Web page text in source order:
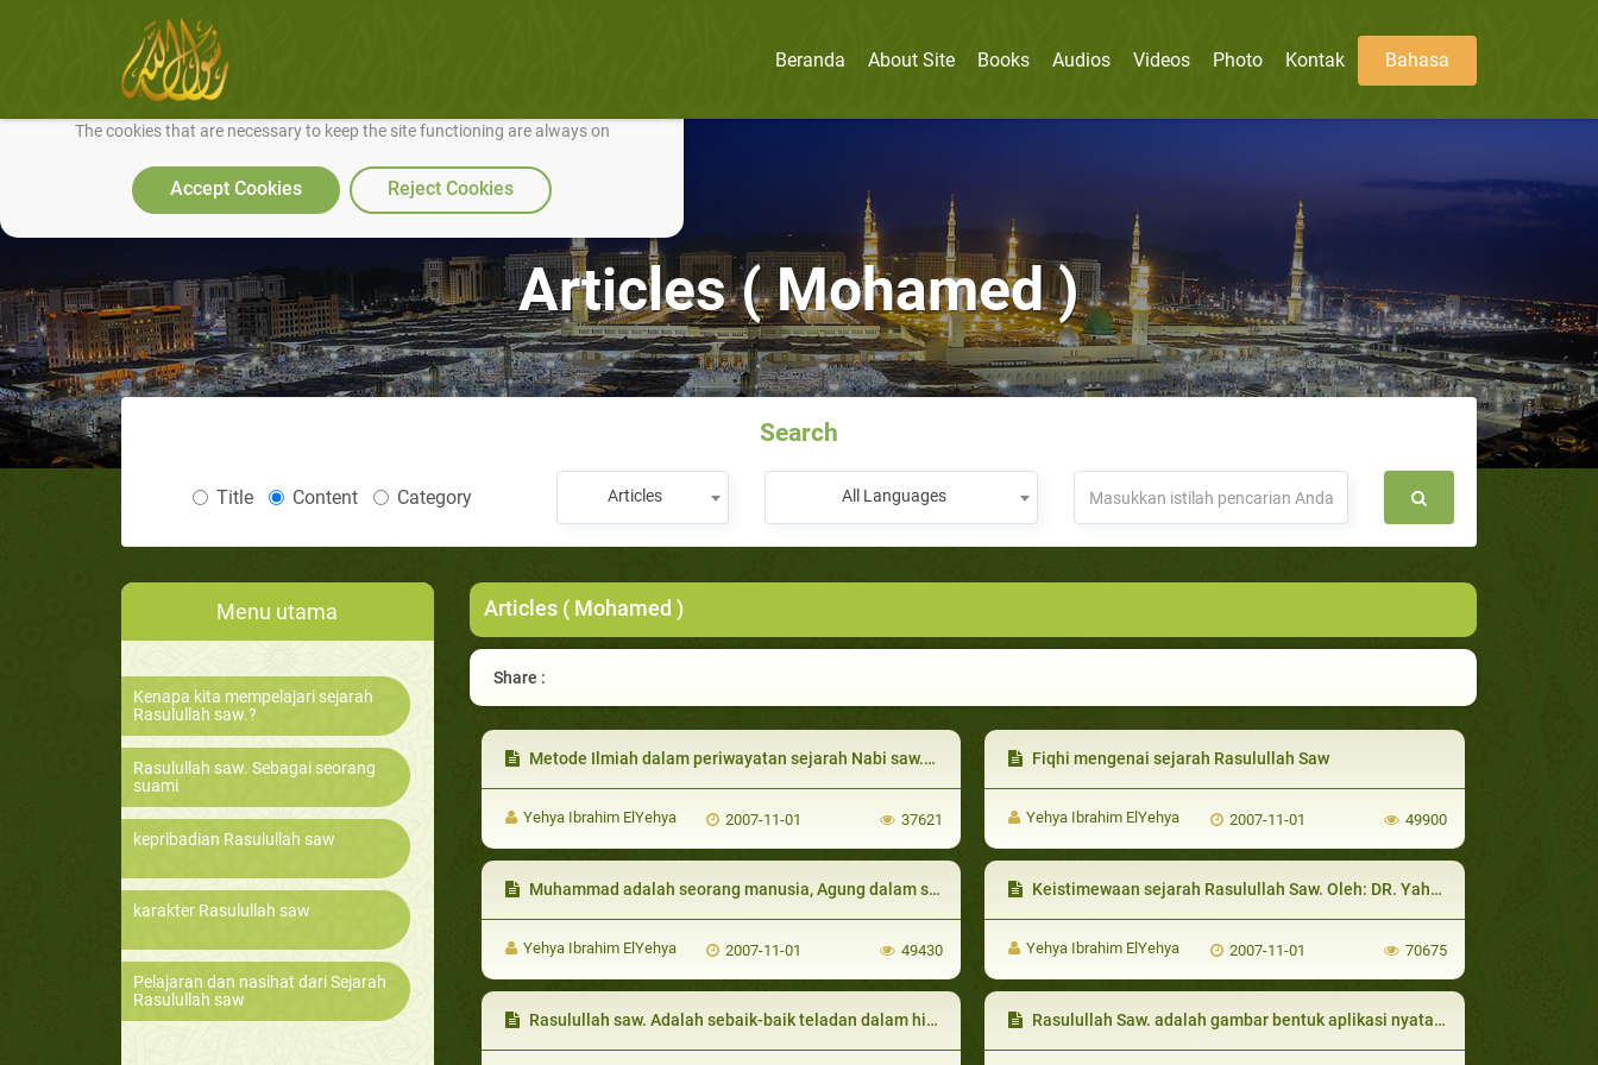
We use cookies to make our site work well for you and so we can continually improve it.
The cookies that are necessary to keep the site functioning are always on
Accept Cookies Reject Cookies
Beranda About Site Books Audios Videos Photo Kontak Bahasa
Articles ( Mohamed )
Search
Title Content Category Articles All Languages
Menu utama
Kenapa kita mempelajari sejarah
Rasulullah saw.?
Rasulullah saw. Sebagai seorang
suami
kepribadian Rasulullah saw
karakter Rasulullah saw
Pelajaran dan nasihat dari Sejarah
Rasulullah saw
Articles ( Mohamed )
Share :
Metode Ilmiah dalam periwayatan sejarah Nabi saw.Oleh: DR. Yahya Ibrahim Yahya
Yehya Ibrahim ElYehya 2007-11-01 37621
Fiqhi mengenai sejarah Rasulullah Saw
Yehya Ibrahim ElYehya 2007-11-01 49900
Muhammad adalah seorang manusia, Agung dalam segala hal Oleh: DR. Yahya Ibrahim Yahya
Yehya Ibrahim ElYehya 2007-11-01 49430
Keistimewaan sejarah Rasulullah Saw. Oleh: DR. Yahya Ibrahim Yahya
Yehya Ibrahim ElYehya 2007-11-01 70675
Rasulullah saw. Adalah sebaik-baik teladan dalam hidup anda Rasulullah Saw. adalah gambar bentuk aplikasi nyata terhadap agama ini_oleh